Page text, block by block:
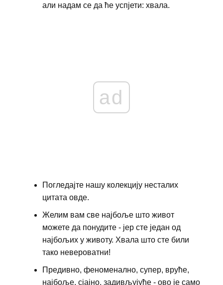
али надам се да ће успјети: хвала.
ad
Погледајте нашу колекцију несталих
цитата овде.
Желим вам све најбоље што живот
можете да понудите - јер сте један од
најбољих у животу. Хвала што сте били
тако невероватни!
Предивно, феноменално, супер, вруће,
најбоље, сјајно, задивљујуће - ово је само